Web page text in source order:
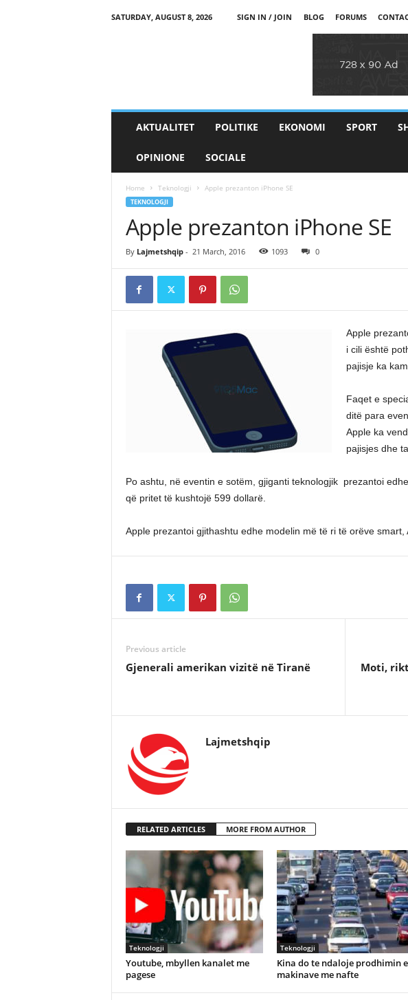
SATURDAY, AUGUST 8, 2026 SIGN IN / JOIN BLOG FORUMS
AKTUALITET POLITIKE EKONOMI SPORT
OPINIONE SOCIALE
Home Teknologji Apple prezanton iPhone SE
TEKNOLOGJI
Apple prezanton iPhone SE
By Lajmetshqip- 21 March, 2016 1093 0
Apple
i cili është
pajisje ka
Faqet e
ditë para
Apple ka
pajisjes dhe
Po ashtu, në eventin e sotëm, gjiganti teknologjik prezantoi
që pritet të kushtojë 599 dollarë.
Apple prezantoi gjithashtu edhe modelin më të ri të orëve smart,
Previous article
Gjenerali amerikan vizitë në Tiranë
Moti,
Lajmetshqip
RELATED ARTICLES MORE FROM AUTHOR
Teknologji
Youtube, mbyllen kanalet me
pagese
Teknologji
Kina do te ndaloje prodhimin e
makinave me nafte